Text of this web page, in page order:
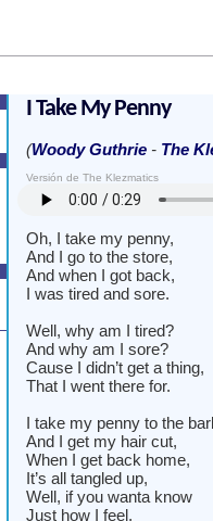
I Take My Penny
(Woody Guthrie- The
Versión de The Klezmatics
Oh, I take my penny,
And I go to the store,
And when I got back,
I was tired and sore.
Well, why am I tired?
And why am I sore?
Cause I didn’t get a thing,
That I went there for.
I take my penny to the
And I get my hair cut,
When I get back home,
It’s all tangled up,
Well, if you wanta know
Just how I feel,